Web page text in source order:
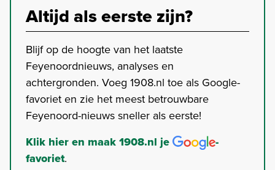
Altijd als eerste zijn?
Blijf op de hoogte van het laatste
Feyenoordnieuws, analyses en
achtergronden. Voeg 1908.nl toe als Google-
favoriet en zie het meest betrouwbare
Feyenoord-nieuws sneller als eerste!
Klik hier en maak 1908.nl je
-
favoriet.